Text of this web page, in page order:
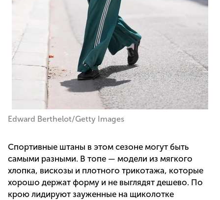
Edward Berthelot/Getty Images
Спортивные штаны в этом сезоне могут быть
самыми разными. В топе — модели из мягкого
хлопка, вискозы и плотного трикотажа, которые
хорошо держат форму и не выглядят дешево. По
крою лидируют зауженные на щиколотке